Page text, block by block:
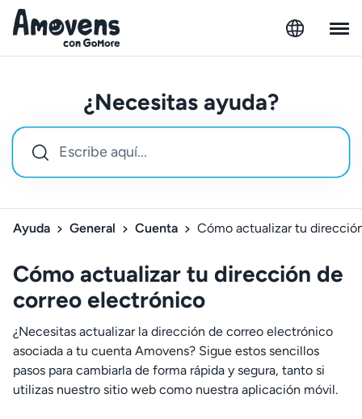
¿Necesitas ayuda?
Ayuda General Cuenta Cómo actualizar tu
Cómo actualizar tu dirección de
correo electrónico
¿Necesitas actualizar la dirección de correo electrónico
asociada a tu cuenta Amovens? Sigue estos sencillos
pasos para cambiarla de forma rápida y segura, tanto si
utilizas nuestro sitio web como nuestra aplicación móvil.